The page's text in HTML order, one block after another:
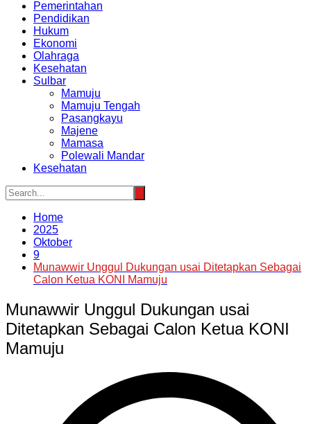
Pemerintahan
Pendidikan
Hukum
Ekonomi
Olahraga
Kesehatan
Sulbar
Mamuju
Mamuju Tengah
Pasangkayu
Majene
Mamasa
Polewali Mandar
Kesehatan
Home
2025
Oktober
9
Munawwir Unggul Dukungan usai Ditetapkan Sebagai
Calon Ketua KONI Mamuju
Munawwir Unggul Dukungan usai
Ditetapkan Sebagai Calon Ketua KONI
Mamuju